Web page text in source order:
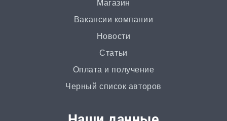
от 2 часов | от 500 ₽
от 3 часов | от 500 ₽
Магазин
Вакансии компании
Новости
Статьи
Оплата и получение
Черный список авторов